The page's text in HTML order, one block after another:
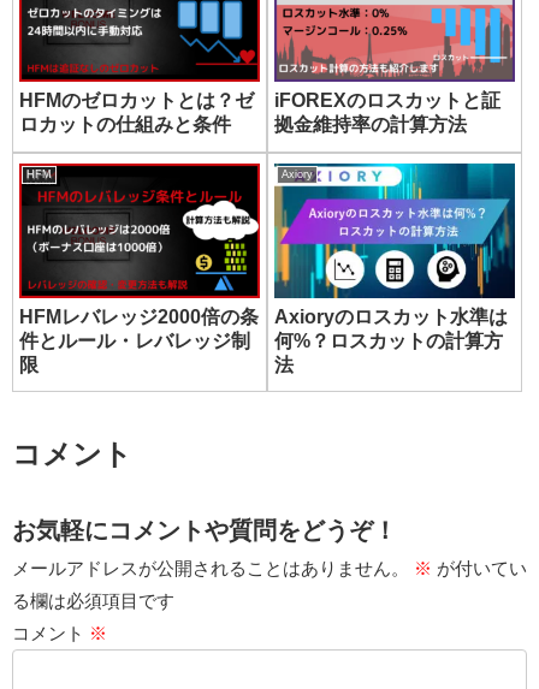
HFMのゼロカットとは？ゼ
ロカットの仕組みと条件
iFOREXのロスカットと証
拠金維持率の計算方法
HFM
HFMレバレッジ2000倍の条
件とルール・レバレッジ制
限
Axiory
Axioryのロスカット水準は
何%？ロスカットの計算方
法
コメント
お気軽にコメントや質問をどうぞ！
メールアドレスが公開されることはありません。 ※ が付いてい
る欄は必須項目です
コメント ※